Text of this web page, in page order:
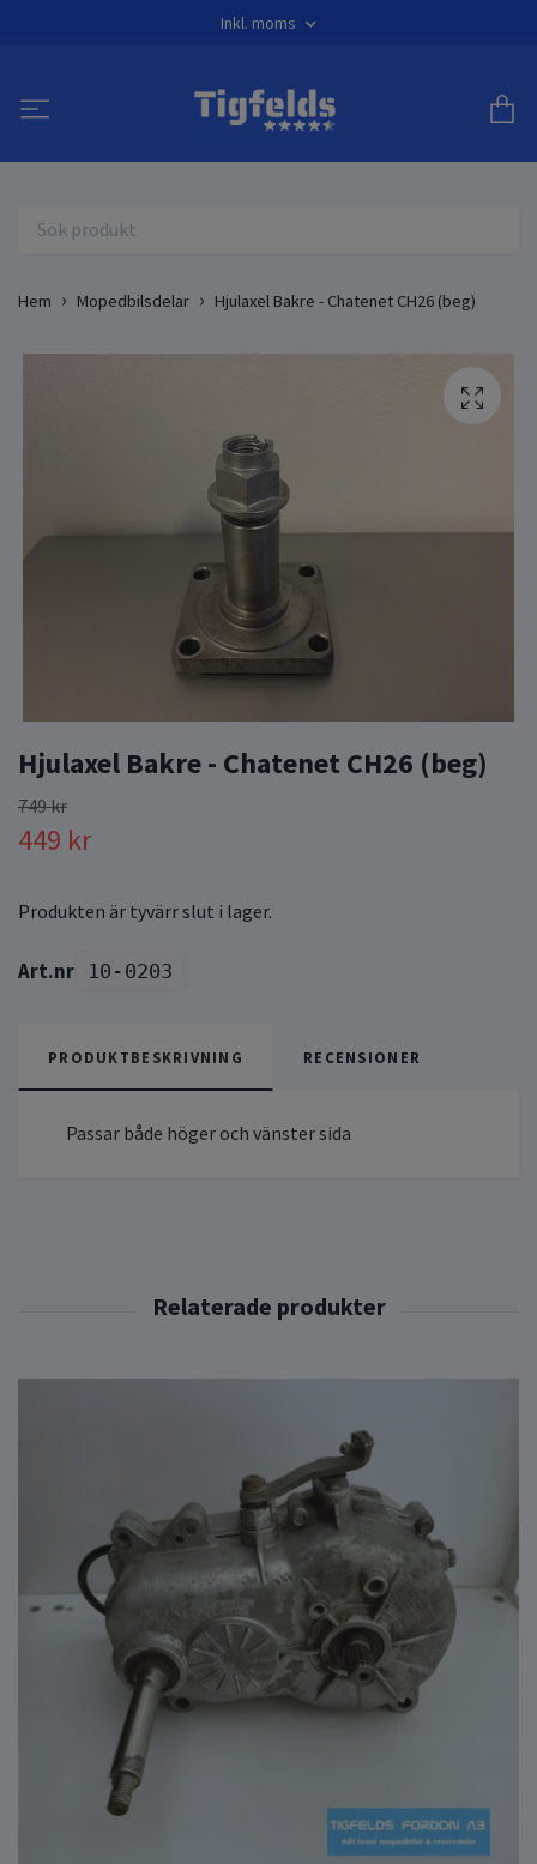
Inkl. moms
Hem Mopedbilsdelar Hjulaxel Bakre - Chatenet CH26 (beg)
Hjulaxel Bakre - Chatenet CH26 (beg)
749 kr
449 kr
Produkten är tyvärr slut i lager.
10-0203
PRODUKTBESKRIVNING RECENSIONER
Passar både höger och vänster sida